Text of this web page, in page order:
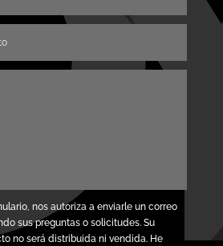
nos autoriza a enviarle un correo
sus preguntas o solicitudes. Su
no será distribuida ni vendida. He